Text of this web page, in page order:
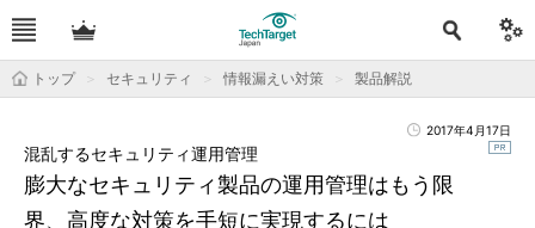
トップ セキュリティ 情報漏えい対策 製品解説
2017年4月17日
膨大なセキュリティ製品の運用管理はもう限
界、高度な対策を手短に実現するには
混乱するセキュリティ運用管理